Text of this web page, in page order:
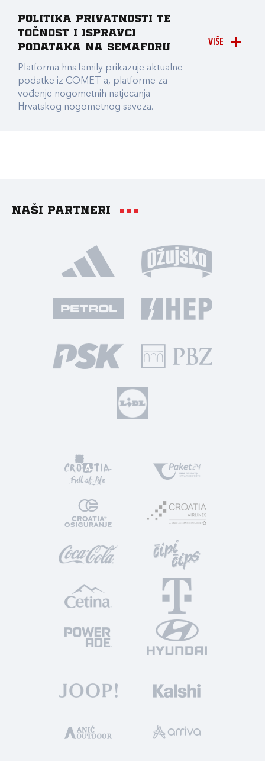
VIŠE
Politika privatnosti te
točnost i ispravci
podataka na Semaforu
Platforma hns.family prikazuje aktualne
podatke iz COMET-a, platforme za
vođenje nogometnih natjecanja
Hrvatskog nogometnog saveza.
Naši partneri